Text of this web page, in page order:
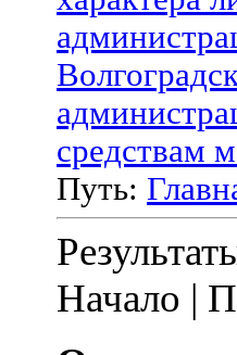
средствам
Путь:
Начало |